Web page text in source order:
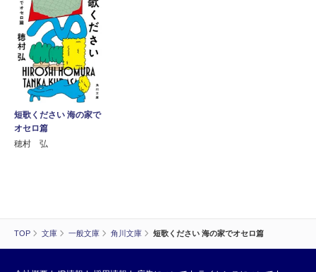
TOP 文庫 一般文庫 角川文庫 短歌ください 海の家でオセロ篇
短歌ください 海の家で
オセロ篇
穂村 弘